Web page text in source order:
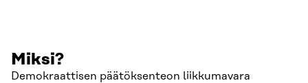
Miksi?
Demokraattisen päätöksenteon liikkumavara